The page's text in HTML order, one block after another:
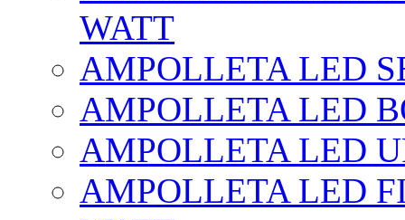
WATT
AMPOLLETA LED
AMPOLLETA LED
AMPOLLETA LED
AMPOLLETA LED